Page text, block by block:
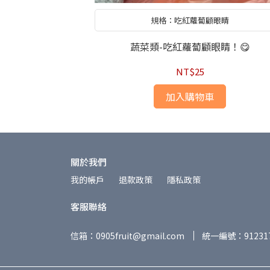
規格：吃紅蘿蔔顧眼睛
蔬菜類-吃紅蘿蔔顧眼睛！😋
NT$25
加入購物車
關於我們
我的帳戶 退款政策 隱私政策
客服聯絡
信箱：0905fruit@gmail.com 統一編號：